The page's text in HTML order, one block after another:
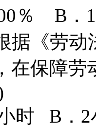
％ B
据《劳
在保障劳
时 B